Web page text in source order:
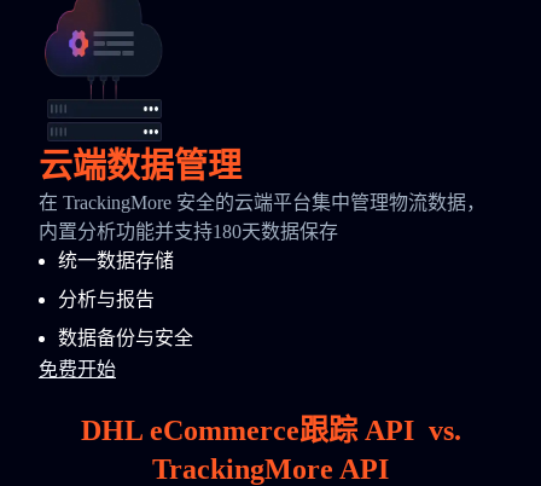
云端数据管理
在 TrackingMore 安全的云端平台集中管理物流数据，
内置分析功能并支持180天数据保存
统一数据存储
分析与报告
数据备份与安全
免费开始
DHL eCommerce跟踪 API vs.
TrackingMore API